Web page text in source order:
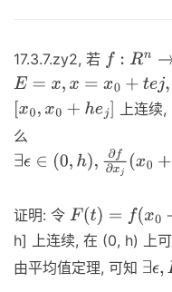
17.3.7.zy2, 若 f: Rn→R
E= x,x =x 0+te j,0≤t≤ h
x0,x0+ he j] 上连续,
么
∃ϵ ∈ 0,h ),∂f ∂xj(x0+ ej
证明: 令 F(t)= (x 0+tej) ,
h] 上连续, 在 (0, h) 上
由平均值定理, 可知 ∃ϵ